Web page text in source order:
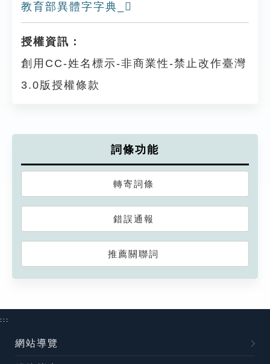
教育部異體字字典_𣰛
授權資訊：
創用CC-姓名標示-非商業性-禁止改作臺灣
3.0版授權條款
詞條功能
轉寄詞條
錯誤通報
推薦關聯詞
:::
網站導覽